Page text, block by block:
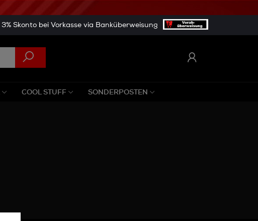
Skonto bei Vorkasse via Banküberweisung
COOL STUFF SONDERPOSTEN